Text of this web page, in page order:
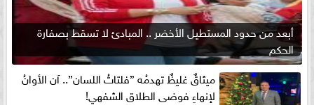
أبعد من حدود المستطيل الأخضر .. المبادئ لا تسقط بصفارة
الحكم
ميثاقٌ غليظٌ تهدمُه ”فلتاتُ اللسان”.. آن الأوانُ
لإنهاءِ فوضى الطلاق الشفهي!